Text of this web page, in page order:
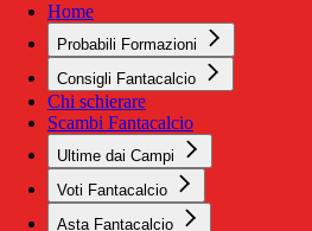
Home
Probabili Formazioni
Consigli Fantacalcio
Chi schierare
Scambi Fantacalcio
Ultime dai Campi
Voti Fantacalcio
Asta Fantacalcio